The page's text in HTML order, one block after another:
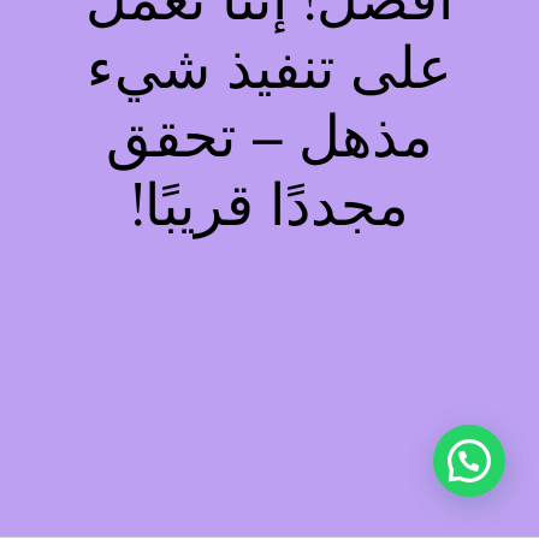
على تنفيذ شيء
مذهل – تحقق
مجددًا قريبًا!